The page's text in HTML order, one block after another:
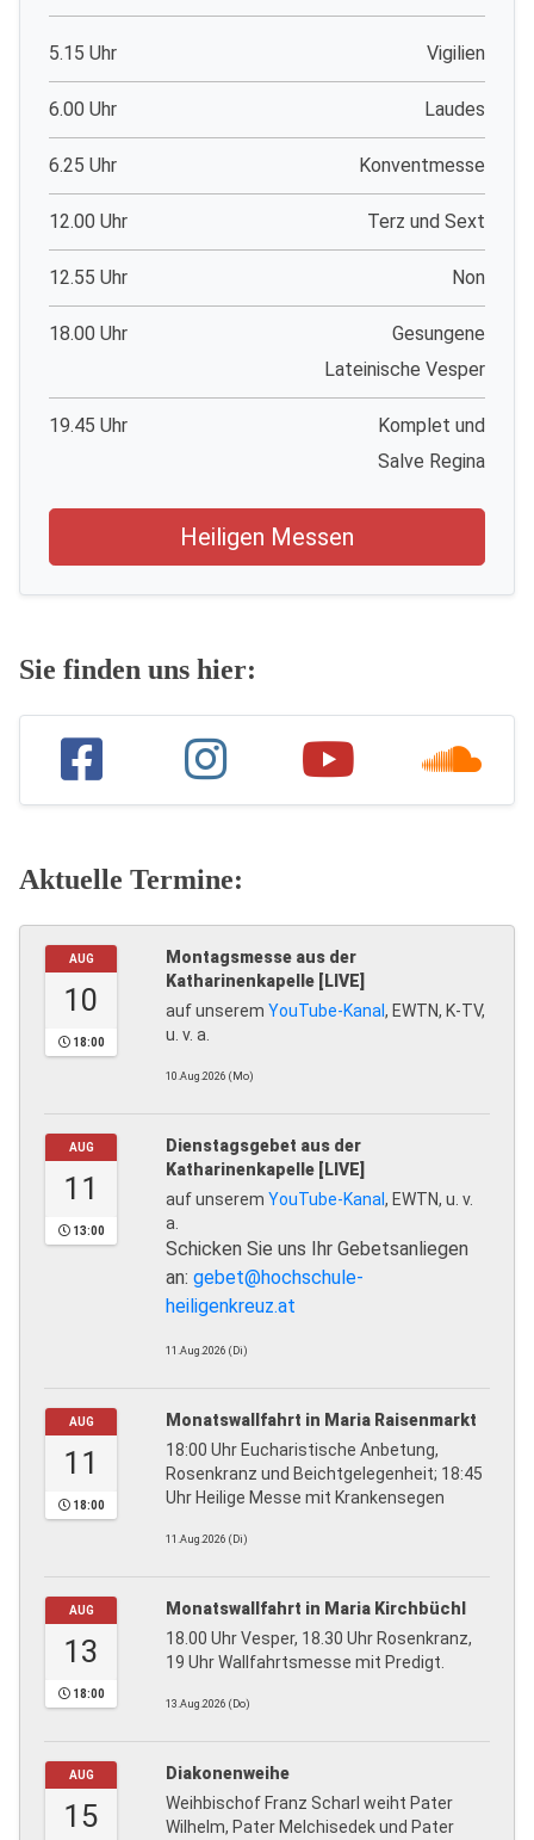
5.15 Uhr Vigilien
6.00 Uhr Laudes
6.25 Uhr Konventmesse
12.00 Uhr Terz und Sext
12.55 Uhr Non
18.00 Uhr
Gesungene
Lateinische Vesper
19.45 Uhr
Komplet und
Salve Regina
Heiligen Messen
Sie finden uns hier:
Aktuelle Termine:
AUG
10
18:00
Montagsmesse aus der
Katharinenkapelle [LIVE]
auf unserem YouTube-Kanal, EWTN, K-TV,
u. v. a.
10.Aug.2026 (Mo)
AUG
11
13:00
Dienstagsgebet aus der
Katharinenkapelle [LIVE]
auf unserem YouTube-Kanal, EWTN, u. v.
a.
Schicken Sie uns Ihr Gebetsanliegen
an: gebet@hochschule-
heiligenkreuz.at
11.Aug.2026 (Di)
AUG
11
18:00
Monatswallfahrt in Maria Raisenmarkt
18:00 Uhr Eucharistische Anbetung,
Rosenkranz und Beichtgelegenheit; 18:45
Uhr Heilige Messe mit Krankensegen
11.Aug.2026 (Di)
AUG
13
18:00
Monatswallfahrt in Maria Kirchbüchl
18.00 Uhr Vesper, 18.30 Uhr Rosenkranz,
19 Uhr Wallfahrtsmesse mit Predigt.
13.Aug.2026 (Do)
AUG
15
Diakonenweihe
Weihbischof Franz Scharl weiht Pater
Wilhelm, Pater Melchisedek und Pater